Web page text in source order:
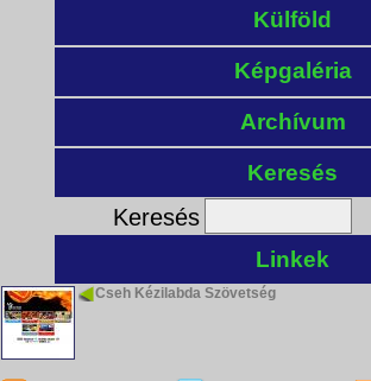
Külföld
Képgaléria
Archívum
Keresés
Keresés
Linkek
Cseh Kézilabda Szövetség